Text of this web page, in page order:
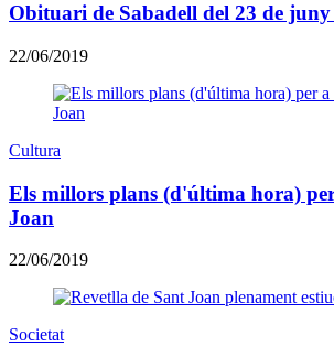
Obituari de Sabadell del 23 de juny
22/06/2019
Cultura
Els millors plans (d'última hora)
Joan
22/06/2019
Societat